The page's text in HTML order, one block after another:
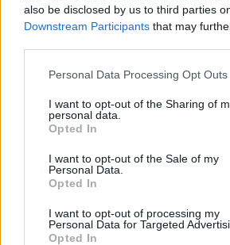
also be disclosed by us to third parties
Downstream Participants that may
Personal Data Processing Opt Outs
I want to opt-out of the Sharing of
personal data.
Opted In
I want to opt-out of the Sale of my
Personal Data.
Opted In
I want to opt-out of processing my
Personal Data for Targeted
Opted In
View this post on Instagram